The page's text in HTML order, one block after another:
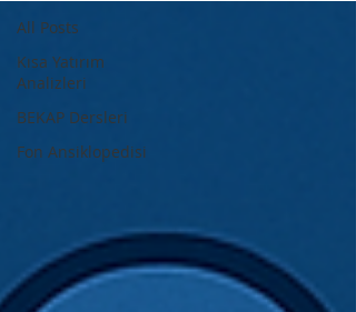
All Posts
Kısa Yatırım
Analizleri
BEKAP Dersleri
Fon Ansiklopedisi